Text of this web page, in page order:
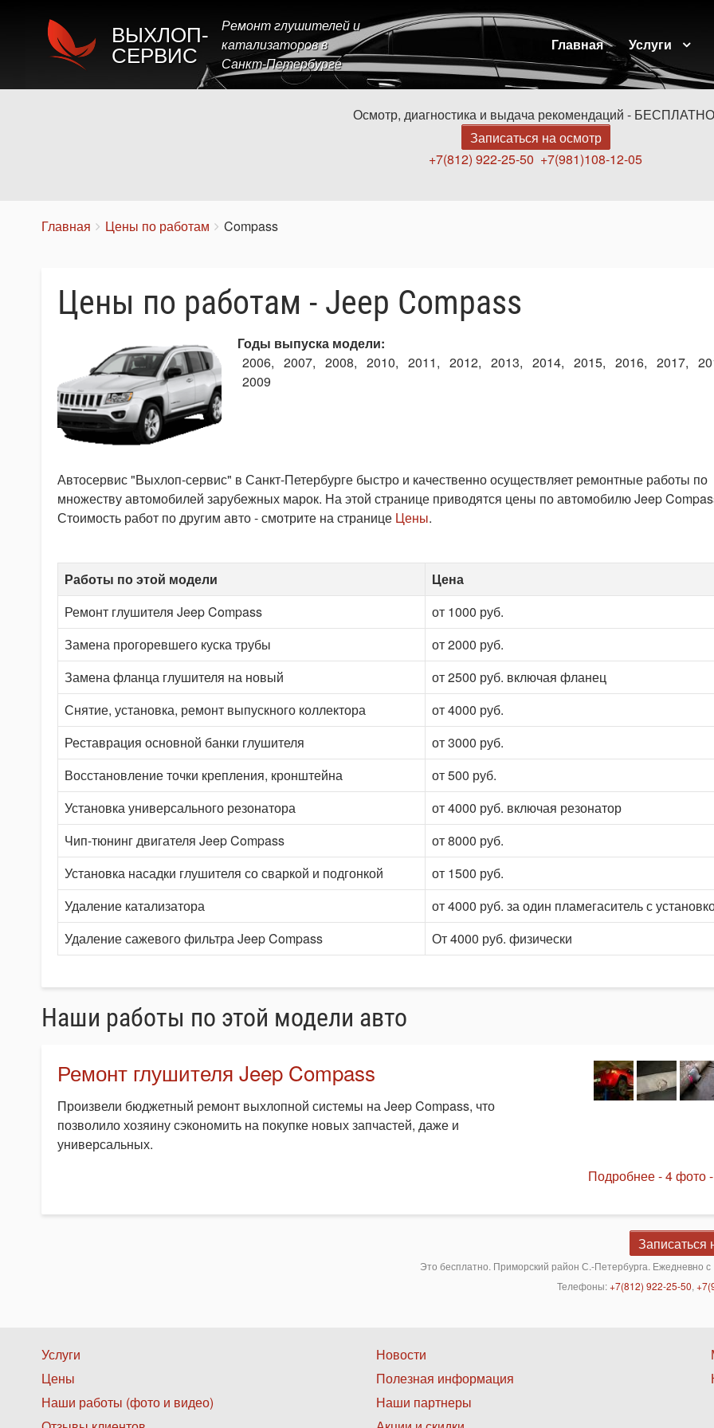
ВЫХЛОП-
СЕРВИС
Ремонт глушителей и
катализаторов в
Санкт-Петербурге
Главная Услуги
Осмотр, диагностика и выдача рекомендаций -
Записаться на осмотр
+7(812) 922-25-50 +7(981)108-12-05
Строка
You
Главная Цены по работам Compass
Цены по работам - Jeep Compass
Годы выпуска модели
2006
2007 2008 2010 2011 2012 2013 2014 2015 2016 2017
2009
Автосервис "Выхлоп-сервис" в Санкт-Петербурге быстро и качественно осуществляет ремонтные работы по
множеству автомобилей зарубежных марок. На этой странице приводятся цены по автомобилю Jeep
Стоимость работ по другим авто - смотрите на странице Цены.
Работы по этой модели
Цена
Ремонт глушителя Jeep Compass
от 1000 руб.
Замена прогоревшего куска трубы
от 2000 руб.
Замена фланца глушителя на новый
от 2500 руб. включая фланец
Снятие, установка, ремонт выпускного коллектора
от 4000 руб.
Реставрация основной банки глушителя
от 3000 руб.
Восстановление точки крепления, кронштейна
от 500 руб.
Установка универсального резонатора
от 4000 руб. включая резонатор
Чип-тюнинг двигателя Jeep Compass
от 8000 руб.
Установка насадки глушителя со сваркой и подгонкой
от 1500 руб.
Удаление катализатора
от 4000 руб. за один пламегаситель с
Удаление сажевого фильтра Jeep Compass
От 4000 руб. физически
Наши работы по этой модели авто
Ремонт глушителя Jeep Compass
Произвели бюджетный ремонт выхлопной системы на Jeep Compass, что
позволило хозяину сэкономить на покупке новых запчастей, даже и
универсальных.
Подробнее - 4 фото
Записаться
Это бесплатно. Приморский район С.-Петербурга. Ежедневно с
Телефоны:+7(812) 922-25-50,
Нижнее
меню
1
Услуги
Цены
Наши работы (фото и видео)
Нижнее
меню
2
Новости
Полезная информация
Наши партнеры